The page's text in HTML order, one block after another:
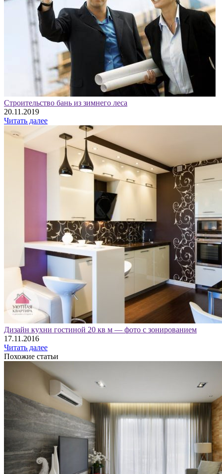
Строительство бань из зимнего леса
20.11.2019
Читать далее
Дизайн кухни гостиной 20 кв м — фото с зонированием
17.11.2016
Читать далее
Похожие статьи